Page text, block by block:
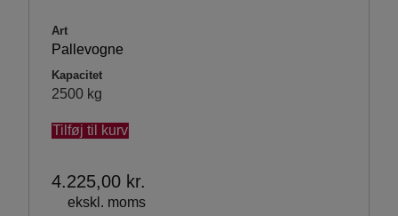
Art
Pallevogne
Kapacitet
2500 kg
Tilføj til kurv
4.225,00 kr.
ekskl. moms